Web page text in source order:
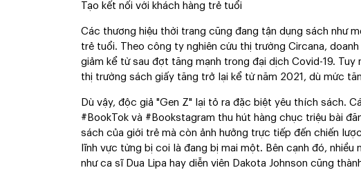
Tạo kết nối với khách hàng trẻ tuổi
Các thương hiệu thời trang cũng đang tận dụng sách như
trẻ tuổi. Theo công ty nghiên cứu thị trường Circana,
giảm kể từ sau đợt tăng mạnh trong đại dịch Covid-19. Tuy
thị trường sách giấy tăng trở lại kể từ năm 2021, dù mức
Dù vậy, độc giả "Gen Z" lại tỏ ra đặc biệt yêu thích sách.
#BookTok và #Bookstagram thu hút hàng chục triệu bài
sách của giới trẻ mà còn ảnh hưởng trực tiếp đến chiến
lĩnh vực từng bị coi là đang bị mai một. Bên cạnh đó, nhiều
như ca sĩ Dua Lipa hay diễn viên Dakota Johnson cũng